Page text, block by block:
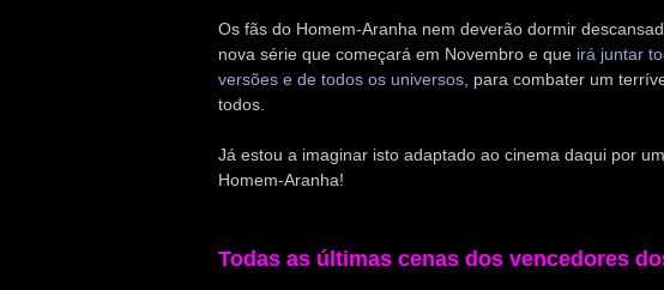
Os fãs do Homem-Aranha nem deverão dormir
nova série que começará em Novembro e que irá juntar
versões e de todos os universos , para combater um
todos.
Já estou a imaginar isto adaptado ao cinema daqui por
Homem-Aranha!
Todas as últimas cenas dos vencedores